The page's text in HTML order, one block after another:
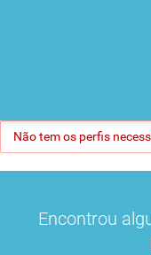
Não tem os perfis
Encontrou